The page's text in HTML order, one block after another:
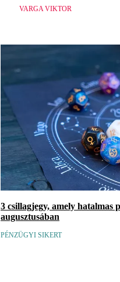
VARGA VIKTOR
3 csillagjegy, amely hatalmas
augusztusában
PÉNZÜGYI SIKERT